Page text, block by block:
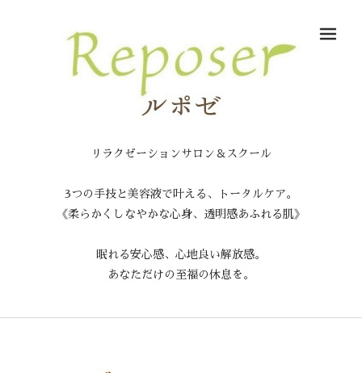
リラクゼーションサロン＆スクール
3つの手技と美容液で叶える、トータルケア。
《柔らかくしなやかな心身、透明感あふれる肌》
眠れる安心感、心地良い解放感。
あなただけの至福の休息を。